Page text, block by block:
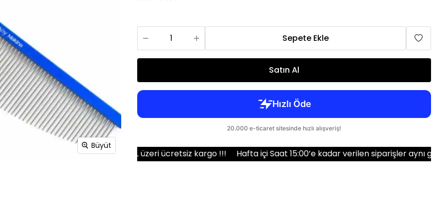
13mm (3/4 numara)
16mm (5/8 numara)
19mm (3/4HT numara)
Büyüt
Sepete Ekle
Satın Al
kargoda! 1000 TL üzeri ücretsiz kargo !!! Hafta içi Saat 15:00’e kadar verilen siparişler aynı gün kargoda!